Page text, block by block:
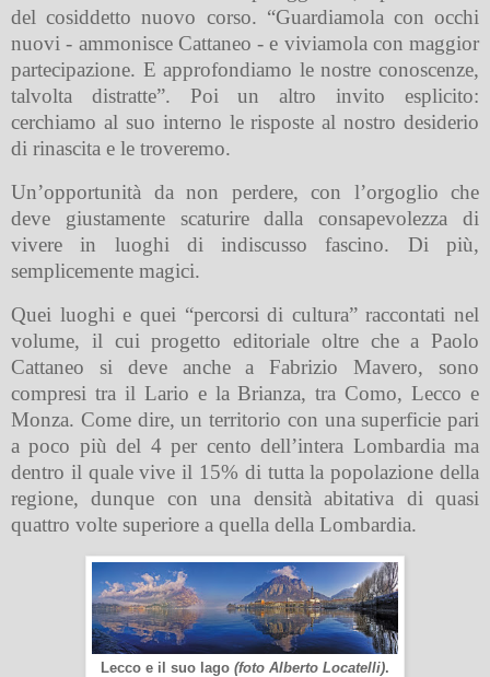
del cosiddetto nuovo corso. “Guardiamola con occhi
nuovi - ammonisce Cattaneo - e viviamola con maggior
partecipazione. E approfondiamo le nostre conoscenze,
talvolta distratte”. Poi un altro invito esplicito:
cerchiamo al suo interno le risposte al nostro desiderio
di rinascita e le troveremo.
Un’opportunità da non perdere, con l’orgoglio che
deve giustamente scaturire dalla consapevolezza di
vivere in luoghi di indiscusso fascino. Di più,
semplicemente magici.
Quei luoghi e quei “percorsi di cultura” raccontati nel
volume, il cui progetto editoriale oltre che a Paolo
Cattaneo si deve anche a Fabrizio Mavero, sono
compresi tra il Lario e la Brianza, tra Como, Lecco e
Monza. Come dire, un territorio con una superficie pari
a poco più del 4 per cento dell’intera Lombardia ma
dentro il quale vive il 15% di tutta la popolazione della
regione, dunque con una densità abitativa di quasi
quattro volte superiore a quella della Lombardia.
Lecco e il suo lago (foto Alberto Locatelli).